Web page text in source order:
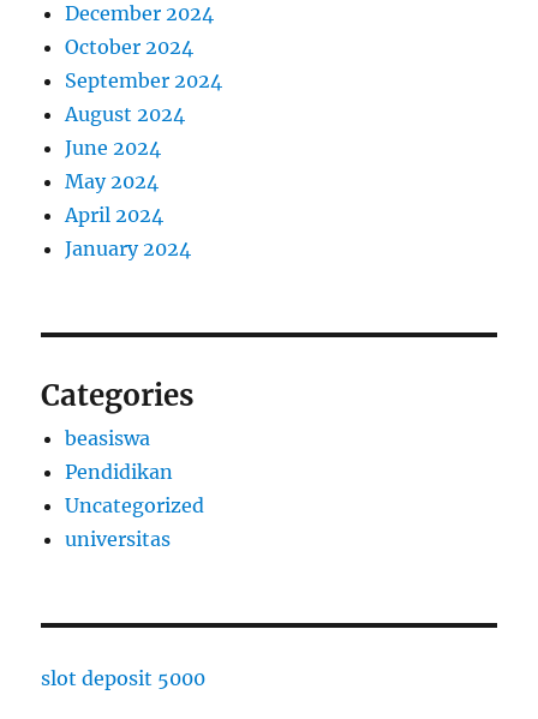
December 2024
October 2024
September 2024
August 2024
June 2024
May 2024
April 2024
January 2024
Categories
beasiswa
Pendidikan
Uncategorized
universitas
slot deposit 5000